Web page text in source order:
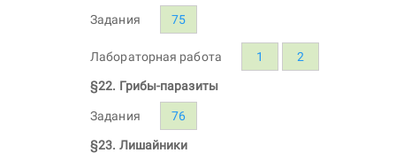
Задания 75
Лабораторная работа 1 2
§22. Грибы-паразиты
Задания 76
§23. Лишайники